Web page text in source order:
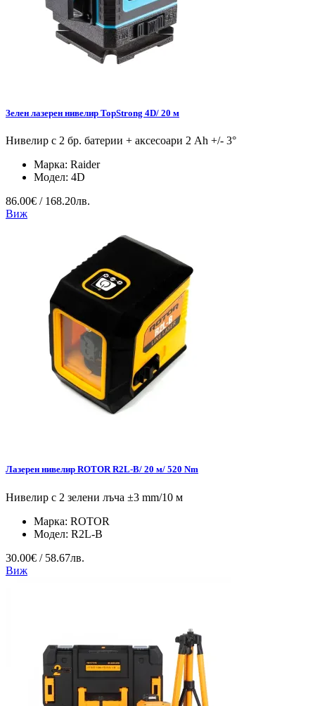
Зелен лазерен нивелир TopStrong 4D/ 20 м
Нивелир с 2 бр. батерии + аксесоари 2 Ah +/- 3°
Марка: Raider
Модел: 4D
86.00€ / 168.20лв.
Виж
Лазерен нивелир ROTOR R2L-B/ 20 м/ 520 Nm
Нивелир с 2 зелени лъча ±3 mm/10 м
Марка: ROTOR
Модел: R2L-B
30.00€ / 58.67лв.
Виж